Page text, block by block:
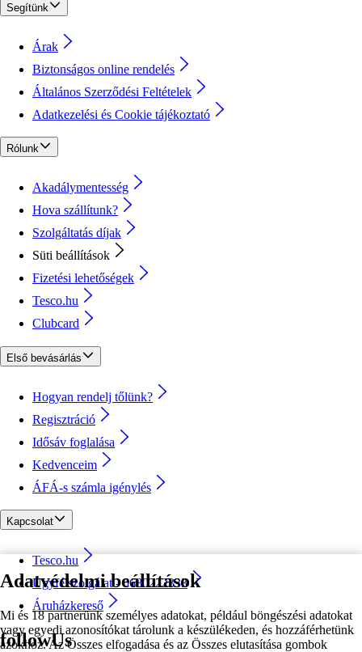
Adatvédelmi beállítások
Mi és 18 partnerünk személyes adatokat, például böngészési adatokat
vagy egyedi azonosítókat tárolunk a készülékeden, és hozzáférhetünk
azokhoz. Az Összes elfogadása és az Összes elutasítása gombok
Segítünk
Árak
Biztonságos online rendelés
Általános Szerződési Feltételek
Adatkezelési és Cookie tájékoztató
Rólunk
Akadálymentesség
Hova szállítunk?
Szolgáltatás díjak
Süti beállítások
Fizetési lehetőségek
Tesco.hu
Clubcard
Első bevásárlás
Hogyan rendelj tőlünk?
Regisztráció
Idősáv foglalása
Kedvenceim
ÁFÁ-s számla igénylés
Kapcsolat
Tesco.hu
Ügyfélszolgálat - 0680222333
Áruházkereső
followUs